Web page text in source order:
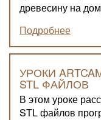
древесину на
Подробнее
УРОКИ
STL ФАЙЛОВ
В этом уроке
STL файлов